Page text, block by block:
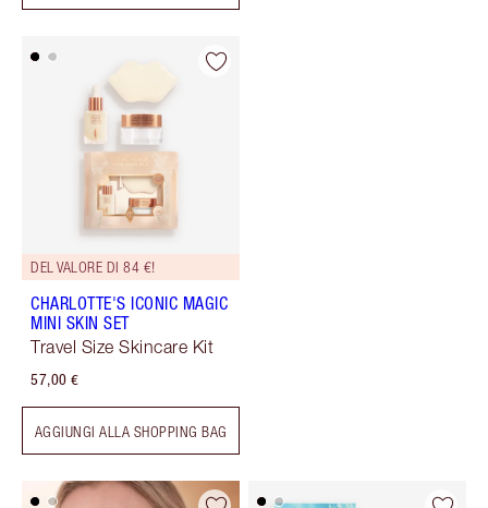
DEL VALORE DI 84 €!
CHARLOTTE'S ICONIC MAGIC
MINI SKIN SET
Travel Size Skincare Kit
57,00 €
AGGIUNGI ALLA SHOPPING BAG